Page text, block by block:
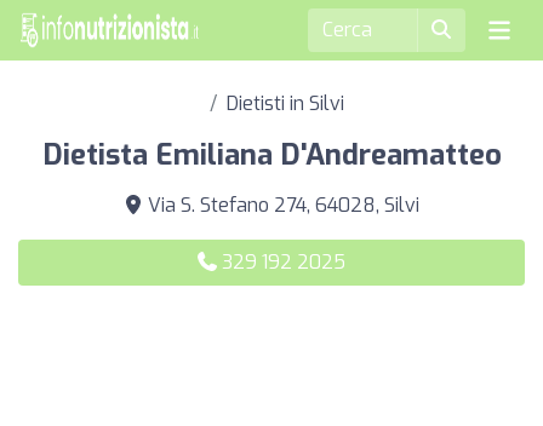
Dietisti in Silvi
Dietista Emiliana D'Andreamatteo
Via S. Stefano 274, 64028, Silvi
329 192 2025